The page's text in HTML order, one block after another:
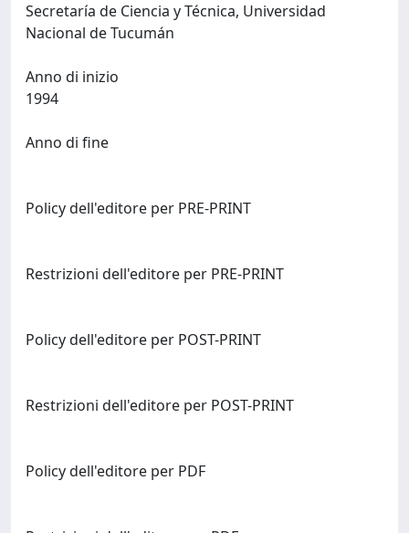
Secretaría de Ciencia y Técnica, Universidad
Anno di inizio
Anno di fine
Policy dell'editore per PRE-PRINT
Restrizioni dell'editore per PRE-PRINT
Policy dell'editore per POST-PRINT
Restrizioni dell'editore per POST-PRINT
Policy dell'editore per PDF